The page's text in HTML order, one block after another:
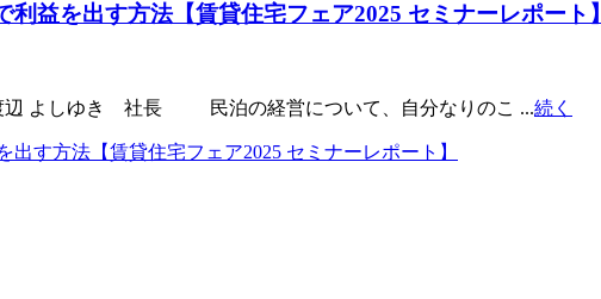
益を出す方法【賃貸住宅フェア2025 セミナーレポート】
辺 よしゆき 社長 民泊の経営について、自分なりのこ ...続く